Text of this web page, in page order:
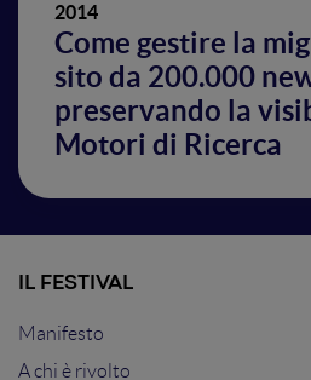
2014
Come gestire la
sito da 200.000
preservando la
Motori di Ricerca
IL FESTIVAL
Manifesto
A chi è rivolto